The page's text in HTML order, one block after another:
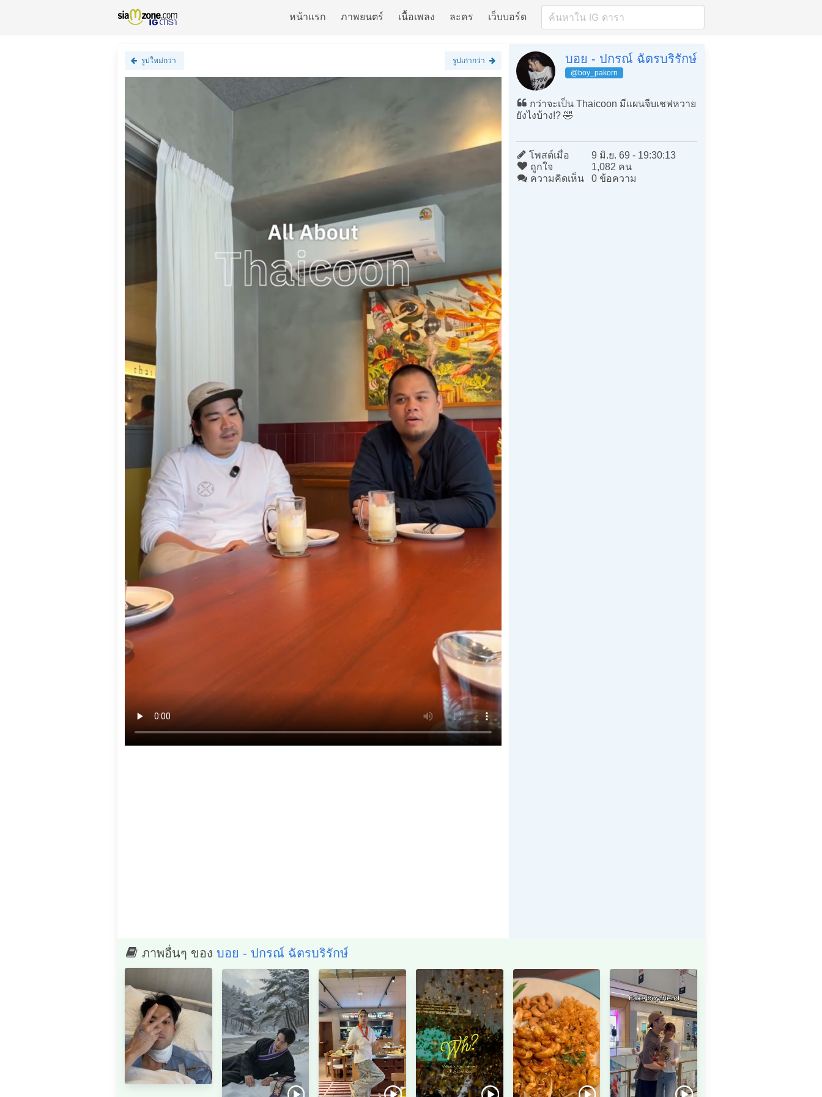
หน้าแรก ภาพยนตร์ เนื้อเพลง ละคร เว็บบอร์ด
รูปใหม่กว่า รูปเก่ากว่า บอย - ปกรณ์ ฉัตรบริรักษ์
@boy_pakorn
กว่าจะเป็น Thaicoon มีแผนจีบเชฟหวาย
ยังไงบ้าง!? 🤣
โพสต์เมื่อ
9 มิ.ย. 69 - 19:30:13
ถูกใจ
1,082 คน
ความคิดเห็น
0 ข้อความ
ภาพอื่นๆ ของบอย - ปกรณ์ ฉัตรบริรักษ์